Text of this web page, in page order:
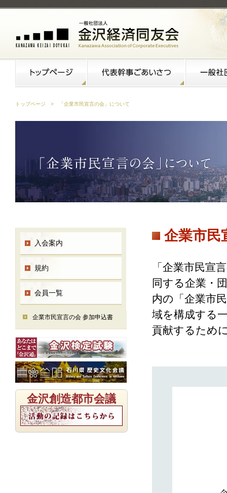
金沢経済同友会
トップページ > 「企業市民宣言の会」について
入会案内
規約
会員一覧
企業市民宣言の会 参加申込書
金沢創造都市会議
企業市民
「企業市民宣
同する企業・
内の「企業市
域を構成する
貢献するため